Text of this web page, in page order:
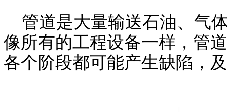
管道是大量输送石油、气
像所有的工程设备一样，管
各个阶段都可能产生缺陷，